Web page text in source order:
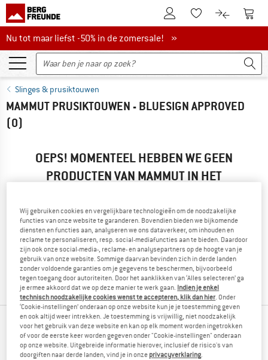
De klantenaccount
Naar deNaar de
Nu tot maar liefst -50% in de zomersale!
Nu tot maar liefst -50% in de zomersale! »
Slinges & prusiktouwen
MAMMUT PRUSIKTOUWEN - BLUESIGN APPROVED
(0)
OEPS! MOMENTEEL HEBBEN WE GEEN
PRODUCTEN VAN MAMMUT IN HET
... maar we kunnen alternatieven aanbieden. Om deze snel te
vinden, kun je een van de volgende mogelijkheden
gebruiken:
» Ga terug naar de vorige paginaen probeer het met minder
filterwaarden.
TOPPRODUCTEN VAN JE FAVORIETE MERKEN
Wij gebruiken cookies en vergelijkbare technologieën om de noodzakelijke
functies van onze website te garanderen. Bovendien bieden we bijkomende
diensten en functies aan, analyseren we ons dataverkeer, om inhouden en
reclame te personaliseren, resp. social-mediafuncties aan te bieden. Daardoor
zijn ook onze social-media-, reclame- en analysepartners op de hoogte van je
gebruik van onze website. Sommige daarvan bevinden zich in derde landen
zonder voldoende garanties om je gegevens te beschermen, bijvoorbeeld
tegen toegang door autoriteiten. Door het aanklikken van ‘Alles selecteren’ ga
je ermee akkoord dat we op deze manier te werk gaan. Indien je enkel
technisch noodzakelijke cookies wenst te accepteren, klik dan hier. Onder
‘Cookie-instellingen’ onderaan op onze website kun je je toestemming geven
en ook altijd weer intrekken. Je toestemming is vrijwillig, niet noodzakelijk
voor het gebruik van deze website en kan op elk moment worden ingetrokken
of voor de eerste keer worden gegeven onder "Cookie-instellingen" onderaan
op onze website. Uitgebreide informatie hierover, inclusief de risico's van
doorgiften naar derde landen, vind je in onze privacyverklaring.